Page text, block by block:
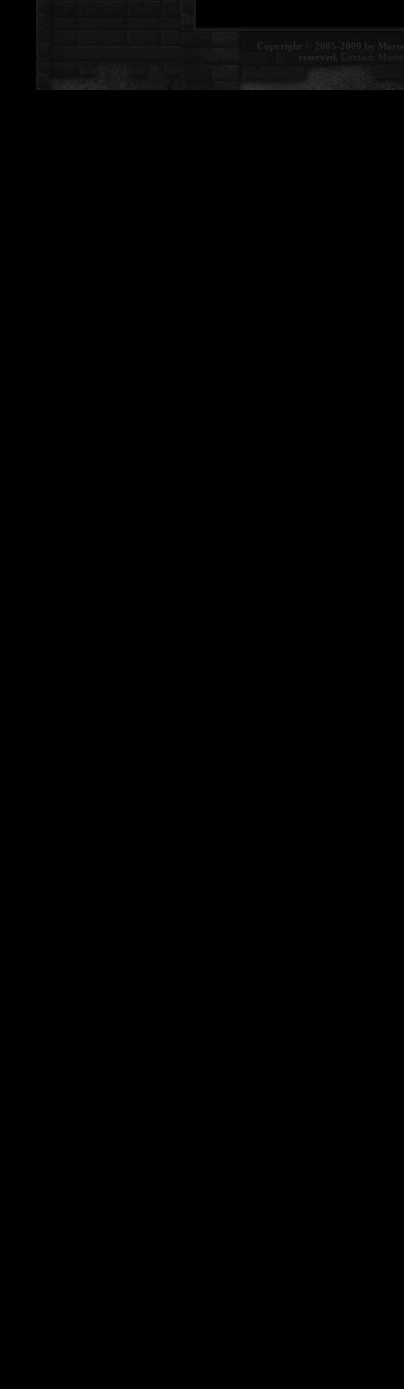
Copyright © 2005-2009 by
reserved. Contact: